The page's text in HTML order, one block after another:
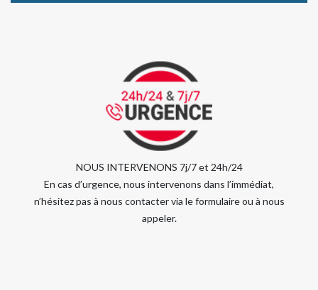
NOUS INTERVENONS 7j/7 et 24h/24
En cas d’urgence, nous intervenons dans l’immédiat,
n’hésitez pas à nous contacter via le formulaire ou à nous
appeler.